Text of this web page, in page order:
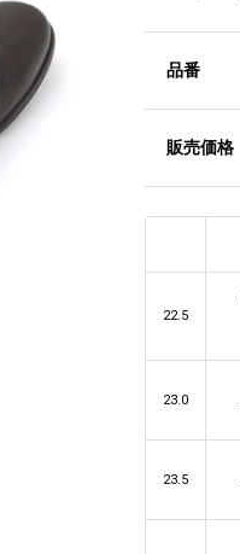
品番
販売価格
22.5
23.0
23.5